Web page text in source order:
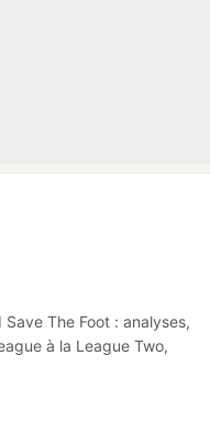
The Foot : analyses,
à la League Two,